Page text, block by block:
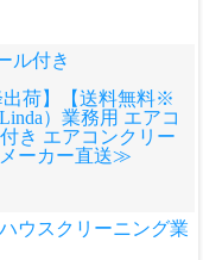
ル付き
出荷】【送料無料※
）業務用 エアコ
き エアコンクリー
ーカー直送≫
ウスクリーニング業